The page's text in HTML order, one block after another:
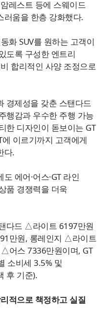
레스트 등에 스웨이드
러움을 한층 강화했다.
화 SUV를 원하는 고객이
도록 구성한 엔트리
합리적인 사양 조정으로
경제성을 갖춘 스탠다드
행감과 우수한 주행 가능
한 디자인이 돋보이는 GT
이르기까지 고객에게
다.
에어·어스·GT 라인
품 경쟁력을 더욱
다드 △라이트 6197만원
만원, 롱레인지 △라이트
어스 7336만원이며, GT
소비세 3.5% 및
후 기준).
적으로 책정하고 실질